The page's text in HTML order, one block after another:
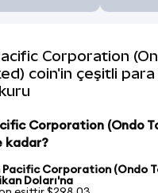
Corporation
coin'in çeşitli
Corporation (Ondo
kadar?
Pacific Corporation (Ondo
Doları'na